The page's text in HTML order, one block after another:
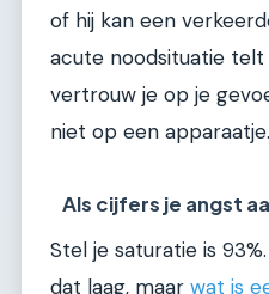
of hij kan een
acute noodsituatie
vertrouw je op je
niet op een apparaatje.
Als cijfers je angst
Stel je saturatie is
dat laag, maar wat is